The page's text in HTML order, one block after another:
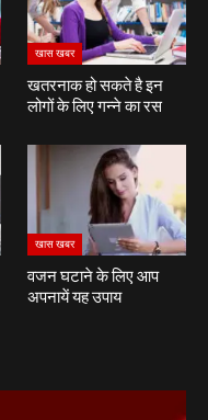
खास खबर
खतरनाक हो सकते है इन
लोगों के लिए गन्ने का रस
खास खबर
वजन घटाने के लिए आप
अपनायें यह उपाय